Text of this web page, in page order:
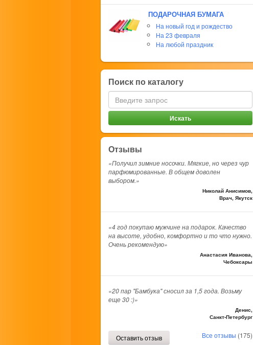
ПОДАРОЧНАЯ БУМАГА
На новый год и рождество
На 23 февраля
На любой праздник
Поиск по каталогу
Отзывы
«Получил зимние носочки. Мягкие, но через чур
парфюмированные. В общем доволен
выбором.»
Николай Анисимов,
Врач, Якутск
«4 год покупаю мужчине на подарок. Качество
на высоте, удобно, комфортно и то что нужно.
Очень рекомендую»
Анастасия Иванова,
Чебоксары
«20 пар "Бамбука" сносил за 1,5 года. Возьму
еще 30 :)»
Денис,
Санкт-Петербург
Оставить отзыв Все отзывы (175)